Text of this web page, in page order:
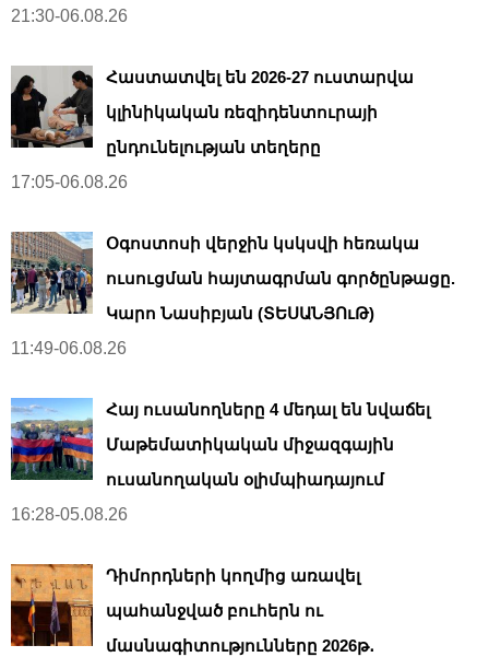
21:30-06.08.26
Հաստատվել են 2026-27 ուստարվա
կլինիկական ռեզիդենտուրայի
ընդունելության տեղերը
17:05-06.08.26
Օգոստոսի վերջին կսկսվի հեռակա
ուսուցման հայտագրման գործընթացը.
Կարո Նասիբյան (ՏԵՍԱՆՅՈւԹ)
11:49-06.08.26
Հայ ուսանողները 4 մեդալ են նվաճել
Մաթեմատիկական միջազգային
ուսանողական օլիմպիադայում
16:28-05.08.26
Դիմորդների կողմից առավել
պահանջված բուհերն ու
մասնագիտությունները 2026թ․